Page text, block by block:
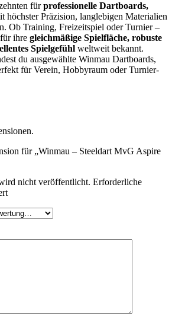
fürprofessionelle Dartboards,
höchster Präzision, langlebigen Materialien
Ob Training, Freizeitspiel oder Turnier –
ihre gleichmäßige Spielfläche, robuste
Spielgefühl weltweit bekannt.
du ausgewählte Winmau Dartboards,
für Verein, Hobbyraum oder Turnier-
für „Winmau – Steeldart MvG Aspire
nicht veröffentlicht. Erforderliche